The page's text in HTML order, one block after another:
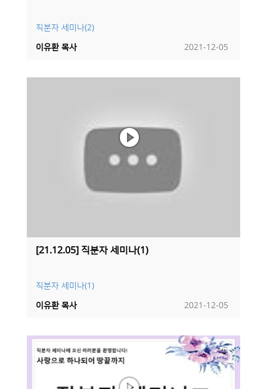
직분자 세미나(2)
2021-12-05
이유환 목사
[21.12.05] 직분자 세미나(1)
직분자 세미나(1)
2021-12-05
이유환 목사